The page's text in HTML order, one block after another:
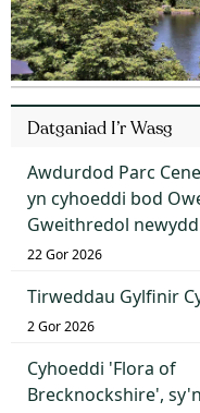
Datganiad I’r Wasg
Awdurdod Parc
yn cyhoeddi bod
Gweithredol
22 Gor 2026
Tirweddau Gylfinir
2 Gor 2026
Cyhoeddi 'Flora of
Brecknockshire',